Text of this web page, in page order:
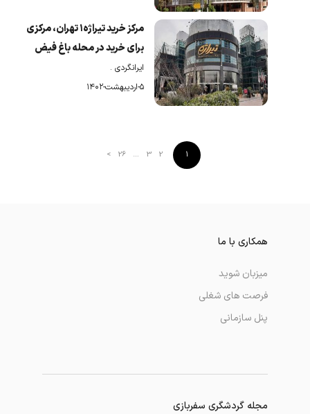
مرکز خرید تیراژه۱ تهران، مرکزی
برای خرید در محله باغ فیض
ایرانگردی .
۵-اردیبهشت-۱۴۰۲
1
2
3
…
26
>
مجله گردشگری سفربازی
همکاری با ما
میزبان شوید
فرصت های شغلی
پنل سازمانی